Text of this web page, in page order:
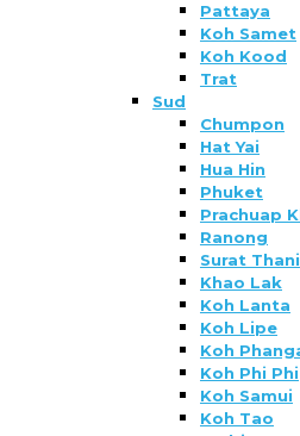
Pattaya
Koh Samet
Koh Kood
Trat
Sud
Chumpon
Hat Yai
Hua Hin
Phuket
Prachuap
Ranong
Surat Thani
Khao Lak
Koh Lanta
Koh Lipe
Koh
Koh Phi Phi
Koh Samui
Koh Tao